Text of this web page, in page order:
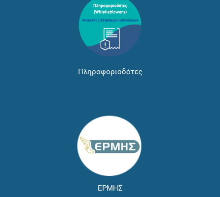
Πληροφοριοδότες
ΕΡΜΗΣ